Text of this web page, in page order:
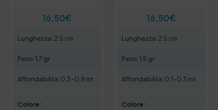
16,50€
Lunghezza: 2.5 cm
Peso: 1.7 gr
Affondabilità: 0.3-0.8 mt
Colore:
16,50€
Lunghezza: 2.5 cm
Peso: 1.5 gr
Affondabilità: 0.1-0.3 mt
Colore: